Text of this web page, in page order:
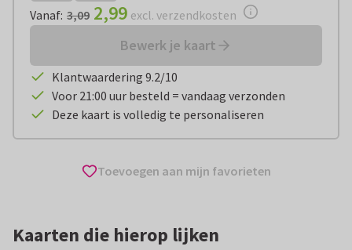
Vanaf: 3,09 2,99 excl. verzendkosten
Bewerk je kaart
Klantwaardering 9.2/10
Voor 21:00 uur besteld = vandaag verzonden
Deze kaart is volledig te personaliseren
Toevoegen aan mijn favorieten
Kaarten die hierop lijken